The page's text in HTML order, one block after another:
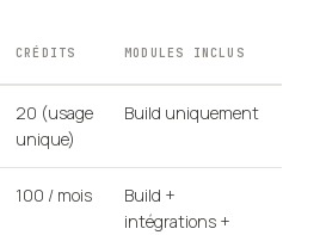
CRÉDITS MODULES INCLUS
20 (usage
unique)
Build uniquement
100 / mois
Build +
intégrations +